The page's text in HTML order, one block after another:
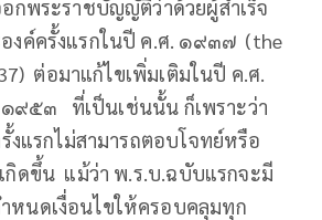
กพระราชบัญญัติว่าด้วยผู้สำเร็จ
งค์ครั้งแรกในปี ค.ศ. ๑๙๓๗ (the
ต่อมาแก้ไขเพิ่มเติมในปี ค.ศ.
๙๕๓ ที่เป็นเช่นนั้น ก็เพราะว่า
งแรกไม่สามารถตอบโจทย์หรือ
กิดขึ้น แม้ว่า พ.ร.บ.ฉบับแรกจะมี
หนดเงื่อนไขให้ครอบคลุมทุก